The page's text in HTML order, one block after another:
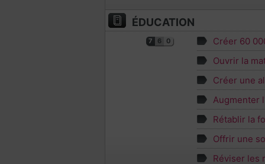
ÉDUCATION
7 6 0 Créer 60
Ouvrir la
Créer une
Augmenter
Rétablir la
Offrir une
Réviser les